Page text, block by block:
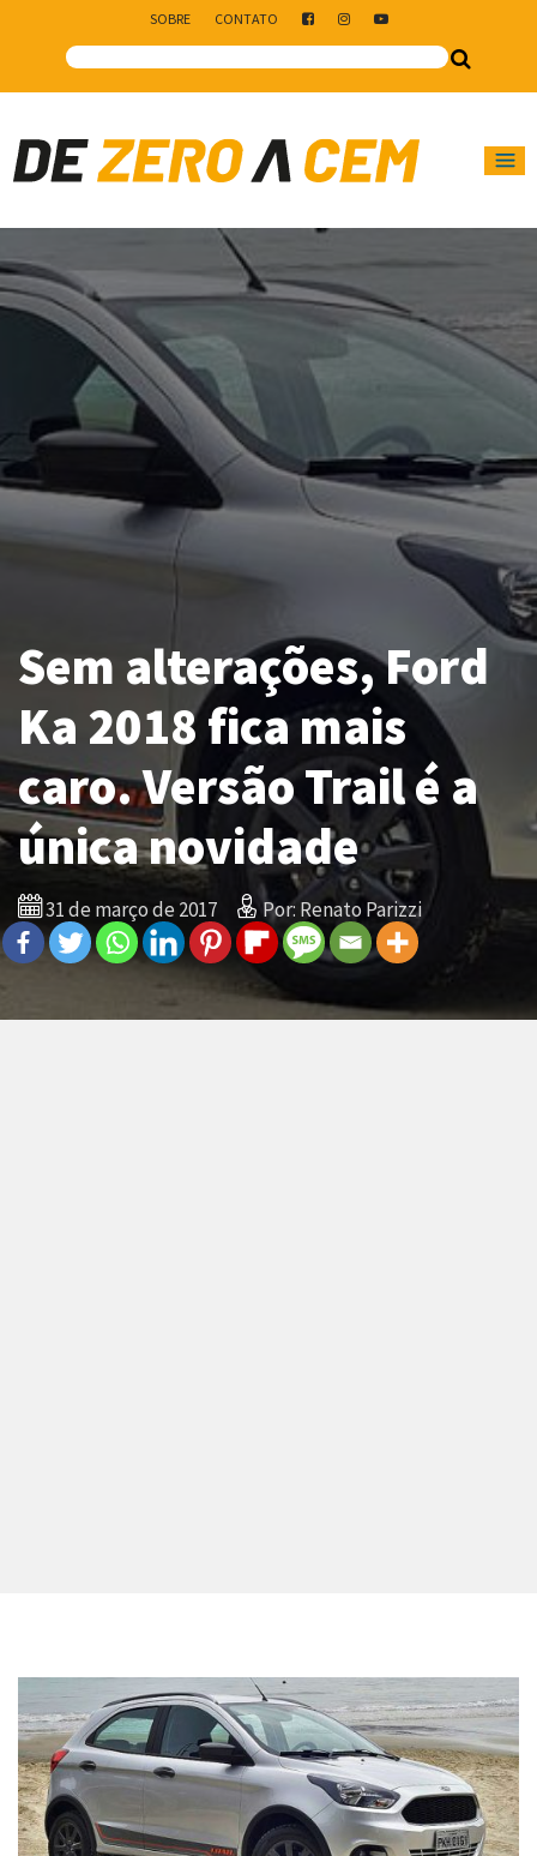
SOBRE CONTATO
Main Navigation
Sem alterações, Ford
Ka 2018 fica mais
caro. Versão Trail é a
única novidade
31 de março de 2017 Por: Renato Parizzi